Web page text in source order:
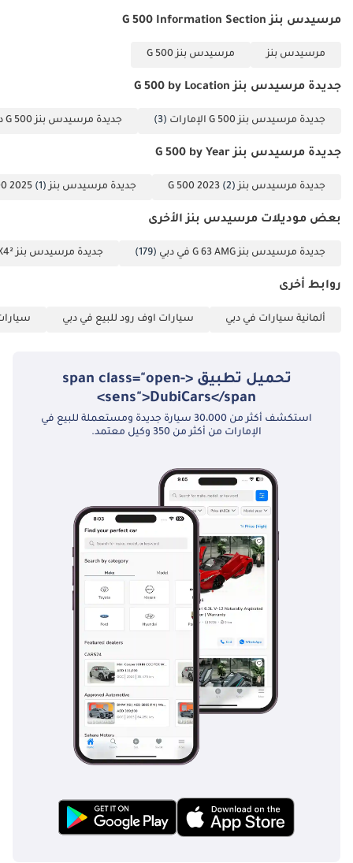
مرسيدس بنز G 500 Information Section
مرسيدس بنز مرسيدس بنز G 500
جديدة مرسيدس بنز G 500 by Location
جديدة مرسيدس بنز G 500 الإمارات (3) جديدة مرسيدس بنز G 500 دبي
جديدة مرسيدس بنز G 500 by Year
جديدة مرسيدس بنز G 500 2023 (2) جديدة مرسيدس بنز G 500 2025 (1)
بعض موديلات مرسيدس بنز الأخرى
جديدة مرسيدس بنز G 63 AMG في دبي (179) جديدة مرسيدس بنز G 63 AMG 4X4² في دبي
روابط أخرى
ألمانية سيارات في دبي سيارات اوف رود للبيع في دبي
تحميل تطبيق <span class="open-
sens">DubiCars</span>
استكشف أكثر من 30،000 سيارة جديدة ومستعملة للبيع في
الإمارات من أكثر من 350 وكيل معتمد.